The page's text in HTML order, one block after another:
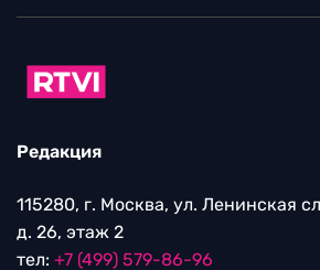
Редакция
115280, г. Москва, ул. Ленинская
д. 26, этаж 2
тел: +7 (499) 579-86-96